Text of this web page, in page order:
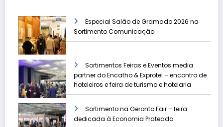
Especial Salão de Gramado 2026 na
Sortimento Comunicação
Sortimentos Feiras e Eventos media
partner do Encatho & Exprotel – encontro de
hoteleiros e feira de turismo e hotelaria
Sortimento na Geronto Fair – feira
dedicada à Economia Prateada